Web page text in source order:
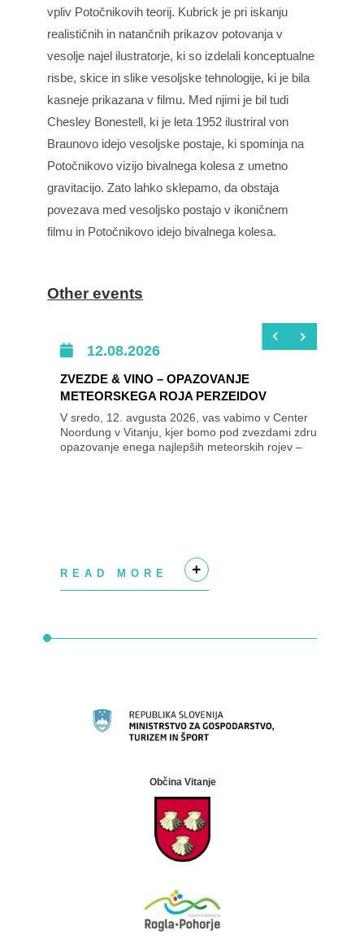
vpliv Potočnikovih teorij. Kubrick je pri iskanju
realističnih in natančnih prikazov potovanja v
vesolje najel ilustratorje, ki so izdelali konceptualne
risbe, skice in slike vesoljske tehnologije, ki je bila
kasneje prikazana v filmu. Med njimi je bil tudi
Chesley Bonestell, ki je leta 1952 ilustriral von
Braunovo idejo vesoljske postaje, ki spominja na
Potočnikovo vizijo bivalnega kolesa z umetno
gravitacijo. Zato lahko sklepamo, da obstaja
povezava med vesoljsko postajo v ikoničnem
filmu in Potočnikovo idejo bivalnega kolesa.
Other events
12.08.2026
ZVEZDE & VINO – OPAZOVANJE
METEORSKEGA ROJA PERZEIDOV
V sredo, 12. avgusta 2026, vas vabimo v Center
Noordung v Vitanju, kjer bomo pod zvezdami združili
opazovanje enega najlepših meteorskih rojev –
READ MORE
+
Občina Vitanje